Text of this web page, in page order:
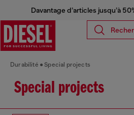
Davantage d’articles jusqu’à
Durabilité Special projects
Special projects